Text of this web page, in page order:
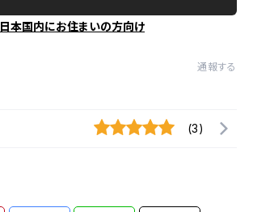
日本国内にお住まいの方向け
通報する
(3)